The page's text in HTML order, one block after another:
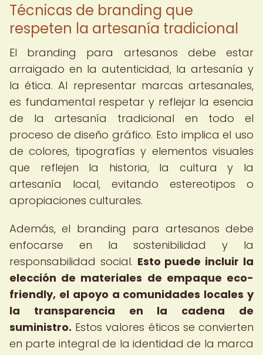
Técnicas de branding que
respeten la artesanía tradicional
El branding para artesanos debe estar
arraigado en la autenticidad, la artesanía y
la ética. Al representar marcas artesanales,
es fundamental respetar y reflejar la esencia
de la artesanía tradicional en todo el
proceso de diseño gráfico. Esto implica el uso
de colores, tipografías y elementos visuales
que reflejen la historia, la cultura y la
artesanía local, evitando estereotipos o
apropiaciones culturales.
Además, el branding para artesanos debe
enfocarse en la sostenibilidad y la
responsabilidad social. Esto puede incluir la
elección de materiales de empaque eco-
friendly, el apoyo a comunidades locales y
la transparencia en la cadena de
suministro. Estos valores éticos se convierten
en parte integral de la identidad de la marca